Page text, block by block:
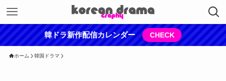
韓ドラ新作配信カレンダー CHECK
ホーム 韓国ドラマ